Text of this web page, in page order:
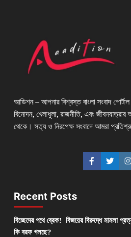
আডিশন – আপনার বিশ্বস্ত বাংলা সংবাদ
বিনোদন, খেলাধুলা, রাজনীতি, এবং
থেকে। সত্য ও নিরপেক্ষ সংবাদে আমরা
Recent Posts
বিচ্ছেদের পথে ব্রেক! বিজয়ের বিরুদ্ধে মামলা
কি বরফ গলছে?